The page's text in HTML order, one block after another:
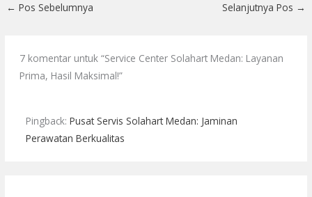
← Pos Sebelumnya Selanjutnya Pos →
7 komentar untuk “Service Center Solahart Medan: Layanan
Prima, Hasil Maksimal!”
Pingback: Pusat Servis Solahart Medan: Jaminan
Perawatan Berkualitas